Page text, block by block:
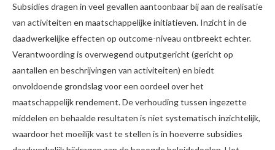
Subsidies dragen in veel gevallen aantoonbaar bij aan de realisatie
van activiteiten en maatschappelijke initiatieven. Inzicht in de
daadwerkelijke effecten op outcome-niveau ontbreekt echter.
Verantwoording is overwegend outputgericht (gericht op
aantallen en beschrijvingen van activiteiten) en biedt
onvoldoende grondslag voor een oordeel over het
maatschappelijk rendement. De verhouding tussen ingezette
middelen en behaalde resultaten is niet systematisch inzichtelijk,
waardoor het moeilijk vast te stellen is in hoeverre subsidies